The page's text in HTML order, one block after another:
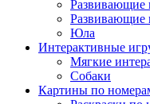
Развивающие
Развивающие
Юла
Интерактивные
Мягкие
Собаки
Картины по